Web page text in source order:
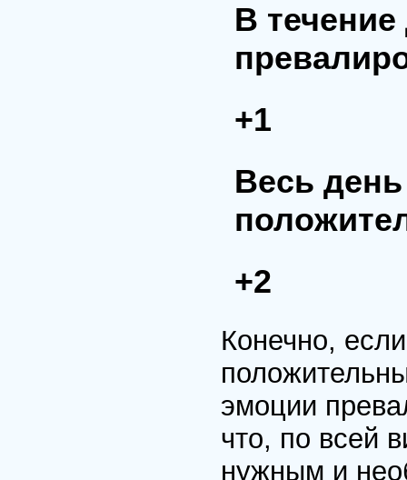
В
+1
Весь
+2
Конечно,
эмоции
что, по всей
нужным и